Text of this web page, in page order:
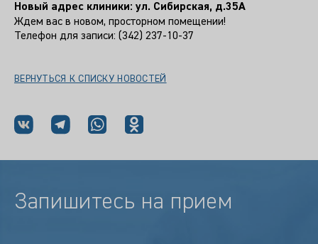
Новый адрес клиники: ул. Сибирская, д.35А
Ждем вас в новом, просторном помещении!
Телефон для записи: (342) 237-10-37
ВЕРНУТЬСЯ К СПИСКУ НОВОСТЕЙ
Запишитесь на прием